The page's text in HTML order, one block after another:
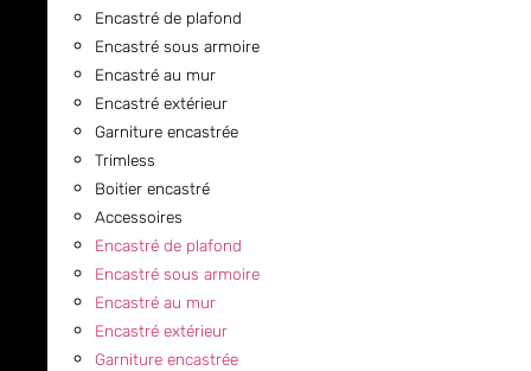
Encastré de plafond
Encastré sous armoire
Encastré au mur
Encastré extérieur
Garniture encastrée
Trimless
Boitier encastré
Accessoires
Encastré de plafond
Encastré sous armoire
Encastré au mur
Encastré extérieur
Garniture encastrée